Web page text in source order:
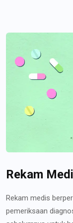
Rekam
Rekam medis
pemeriksaan